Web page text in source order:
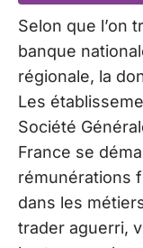
Selon que l’on
banque
régionale, la
Les
Société
France se
rémunérations
dans les
trader aguerri,